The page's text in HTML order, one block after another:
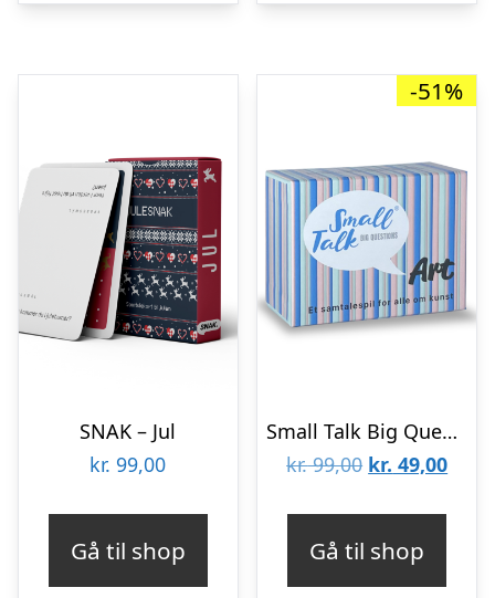
SNAK – Jul
kr. 99,00
Gå til shop
-51%
Small Talk Big Questions – Art
kr.99,00 Den
kr. 49,00Den
Gå til shop